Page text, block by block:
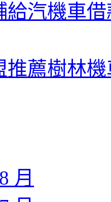
給汽機車
推薦樹林
月